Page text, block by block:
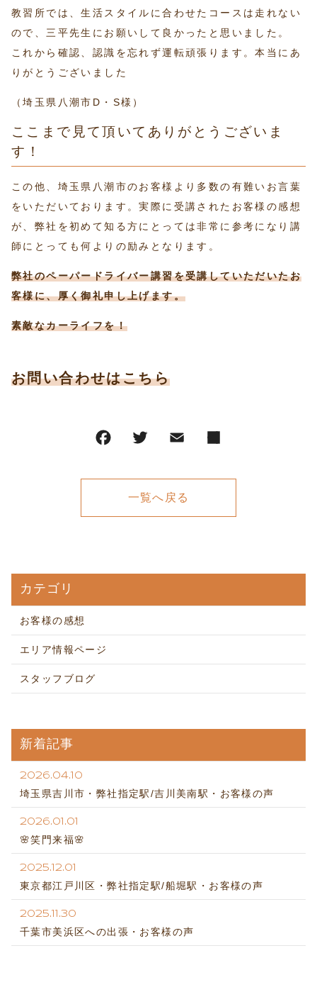
教習所では、生活スタイルに合わせたコースは走れない
ので、三平先生にお願いして良かったと思いました。
これから確認、認識を忘れず運転頑張ります。本当にあ
りがとうございました
（埼玉県八潮市D・S様）
ここまで見て頂いてありがとうございま
す！
この他、埼玉県八潮市のお客様より多数の有難いお言葉
をいただいております。実際に受講されたお客様の感想
が、弊社を初めて知る方にとっては非常に参考になり講
師にとっても何よりの励みとなります。
弊社のペーパードライバー講習を受講していただいたお
客様に、厚く御礼申し上げます。
素敵なカーライフを！
お問い合わせはこちら
一覧へ戻る
カテゴリ
お客様の感想
エリア情報ページ
スタッフブログ
新着記事
2026.04.10
埼玉県吉川市・弊社指定駅/吉川美南駅・お客様の声
2026.01.01
🌸笑門来福🌸
2025.12.01
東京都江戸川区・弊社指定駅/船堀駅・お客様の声
2025.11.30
千葉市美浜区への出張・お客様の声